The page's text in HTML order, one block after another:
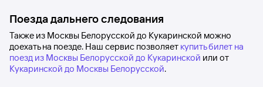
Поезда дальнего следования
Также из Москвы Белорусской до Кукаринской можно
доехать на поезде. Наш сервис позволяет купить билет на
поезд из Москвы Белорусской до Кукаринской или от
Кукаринской до Москвы Белорусской.